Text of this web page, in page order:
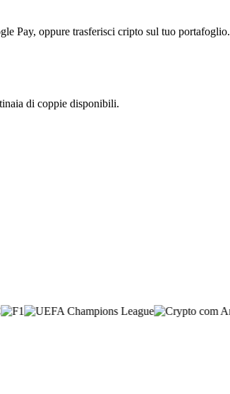
Pay, oppure trasferisci cripto sul tuo portafoglio.
di coppie disponibili.